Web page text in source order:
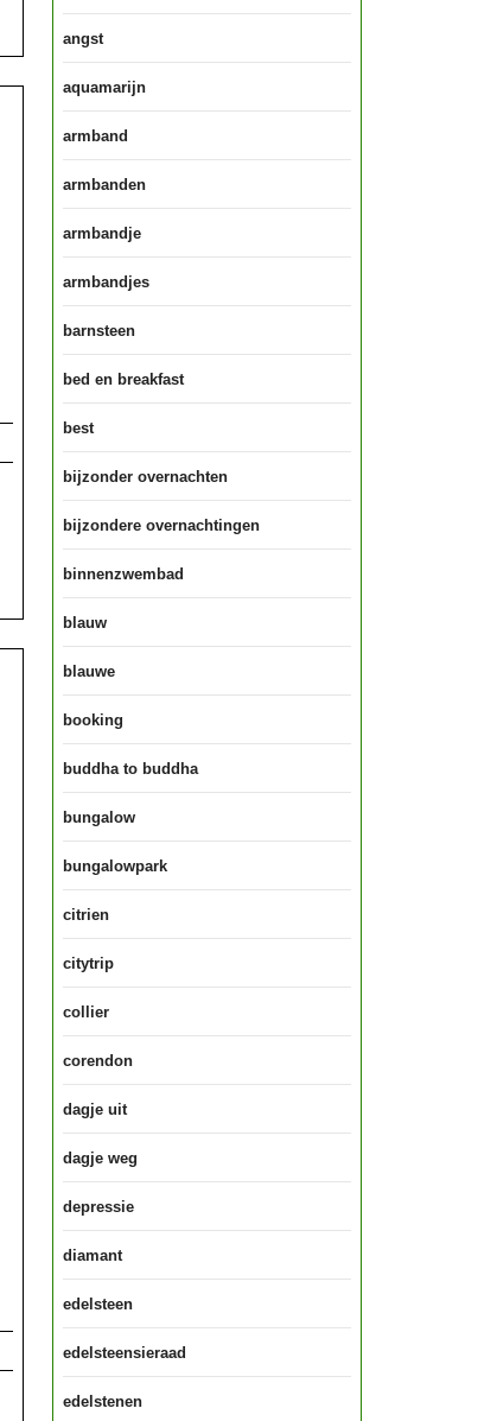
persoonlijke
verkenning
angst
aquamarijn
armband
armbanden
armbandje
armbandjes
barnsteen
bed en breakfast
best
bijzonder overnachten
bijzondere overnachtingen
binnenzwembad
blauw
blauwe
booking
buddha to buddha
bungalow
bungalowpark
citrien
citytrip
collier
corendon
dagje uit
dagje weg
depressie
diamant
edelsteen
edelsteensieraad
edelstenen